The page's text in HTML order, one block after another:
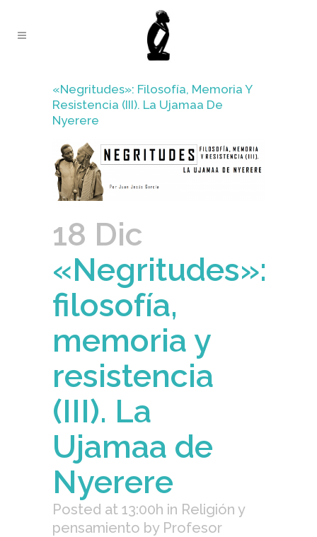
«Negritudes»: Filosofía, Memoria Y
Resistencia (III). La Ujamaa De
Nyerere
18 Dic
«Negritudes»:
filosofía,
memoria y
resistencia
(III). La
Ujamaa de
Nyerere
Posted at 13:00h in Religión y
pensamiento by Profesor